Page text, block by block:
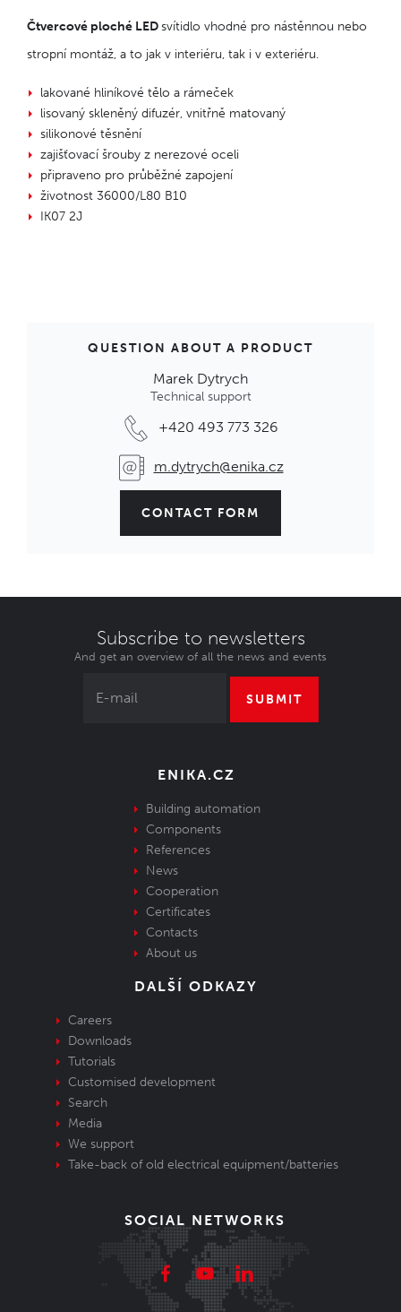
Čtvercové ploché LEDsvítidlo vhodné pro nástěnnou nebo
stropní montáž, a to jak v interiéru, tak i v exteriéru.
lakované hliníkové tělo a rámeček
lisovaný skleněný difuzér, vnitřně matovaný
silikonové těsnění
zajišťovací šrouby z nerezové oceli
připraveno pro průběžné zapojení
životnost 36000/L80 B10
IK07 2J
QUESTION ABOUT A PRODUCT
Marek Dytrych
Technical support
+420 493 773 326
m.dytrych@enika.cz
CONTACT FORM
Subscribe to newsletters
And get an overview of all the news and events
SUBMIT
ENIKA.CZ
Building automation
Components
References
News
Cooperation
Certificates
Contacts
About us
DALŠÍ ODKAZY
Careers
Downloads
Tutorials
Customised development
Search
Media
We support
Take-back of old electrical equipment/batteries
SOCIAL NETWORKS